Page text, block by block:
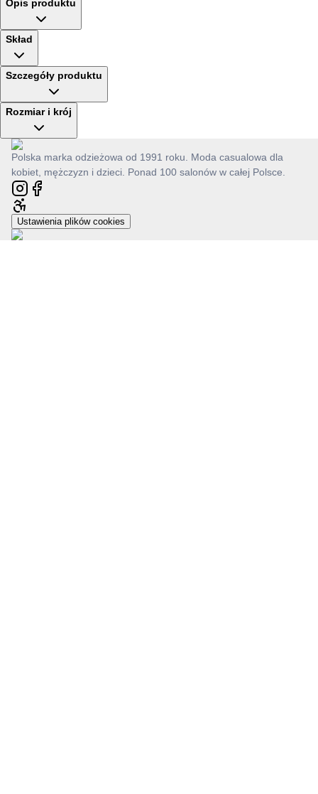
Opis produktu
Skład
Szczegóły produktu
Rozmiar i krój
Polska marka odzieżowa od 1991 roku. Moda casualowa dla
kobiet, mężczyzn i dzieci. Ponad 100 salonów w całej Polsce.
Ustawienia plików cookies